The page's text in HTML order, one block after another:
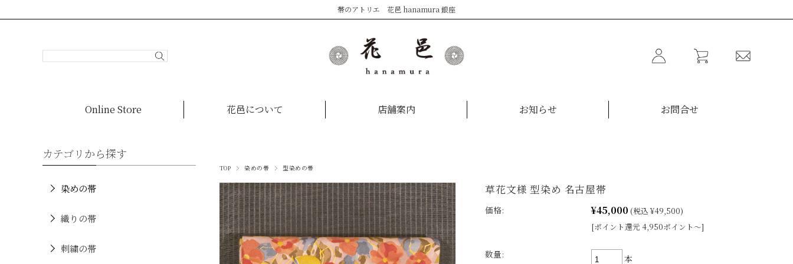
帯のアトリエ 花邑 hanamura 銀座
Online Store 花邑について 店舗案内 お知らせ お問合せ
TOP 染めの帯 型染めの帯
草花文様 型染め 名古屋帯
価格: ¥45,000 (税込 ¥49,500)
[ポイント還元 4,950ポイント～]
数量: 本
カテゴリから探す
染めの帯
織りの帯
刺繍の帯